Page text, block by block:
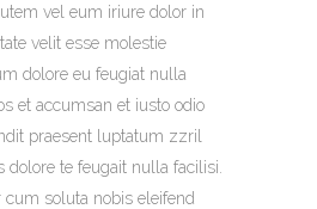
vel eum iriure dolor in
velit esse molestie
dolore eu feugiat nulla
et accumsan et iusto odio
praesent luptatum zzril
dolore te feugait nulla facilisi.
soluta nobis eleifend